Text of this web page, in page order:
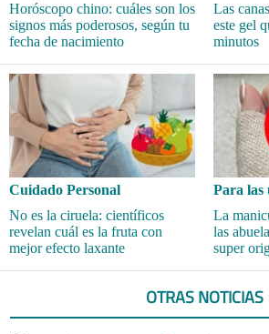
Horóscopo chino: cuáles son los
signos más poderosos, según tu
fecha de nacimiento
Las
este gel
minutos
Cuidado Personal
No es la ciruela: científicos
revelan cuál es la fruta con
mejor efecto laxante
Para las
La
las
super
OTRAS NOTICIAS